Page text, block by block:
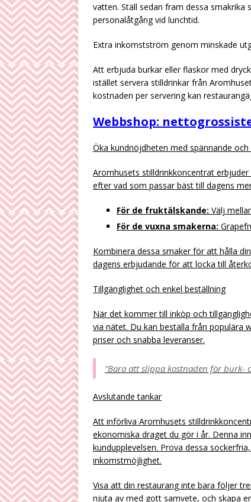
vatten. Ställ sedan fram dessa
personalåtgång vid lunchtid.
Extra inkomstström genom minskade
Att erbjuda burkar eller flaskor med
istället servera stilldrinkar från
kostnaden per servering kan
Webbshop:
Öka kundnöjdheten med spännande
Aromhusets stilldrinkkoncentrat
efter vad som passar bäst till dagens
För de fruktälskande: Välj
För de vuxna smakerna:
Kombinera dessa smaker för att hålla
dagens erbjudande för att locka till
Tillgänglighet och enkel beställning
När det kommer till inköp och
via nätet. Du kan beställa från populära
priser och snabba leveranser.
“Bara att slippa kostnaden för
Avslutande tankar
Att införliva Aromhusets
ekonomiska draget du gör i år. Denna
kundupplevelsen. Prova dessa
inkomstmöjlighet.
Visa att din restaurang inte bara följer
njuta av med gott samvete, och skapa